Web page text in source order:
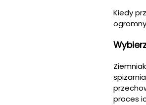
Kiedy
proces